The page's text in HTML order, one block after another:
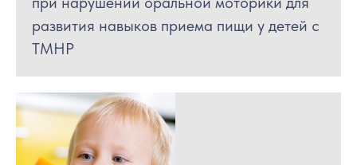
развития навыков приема пищи у детей с
ТМНР